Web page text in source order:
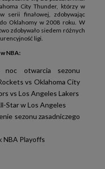
City Thunder, którzy w
serii finałowej, zdobywając
Oklahomy w 2008 roku. W
zdobywało siedem różnych
ligi.
NBA:
noc otwarcia sezonu
vs Oklahoma City
vs Los Angeles Lakers
Star w Los Angeles
sezonu zasadniczego
NBA Playoffs